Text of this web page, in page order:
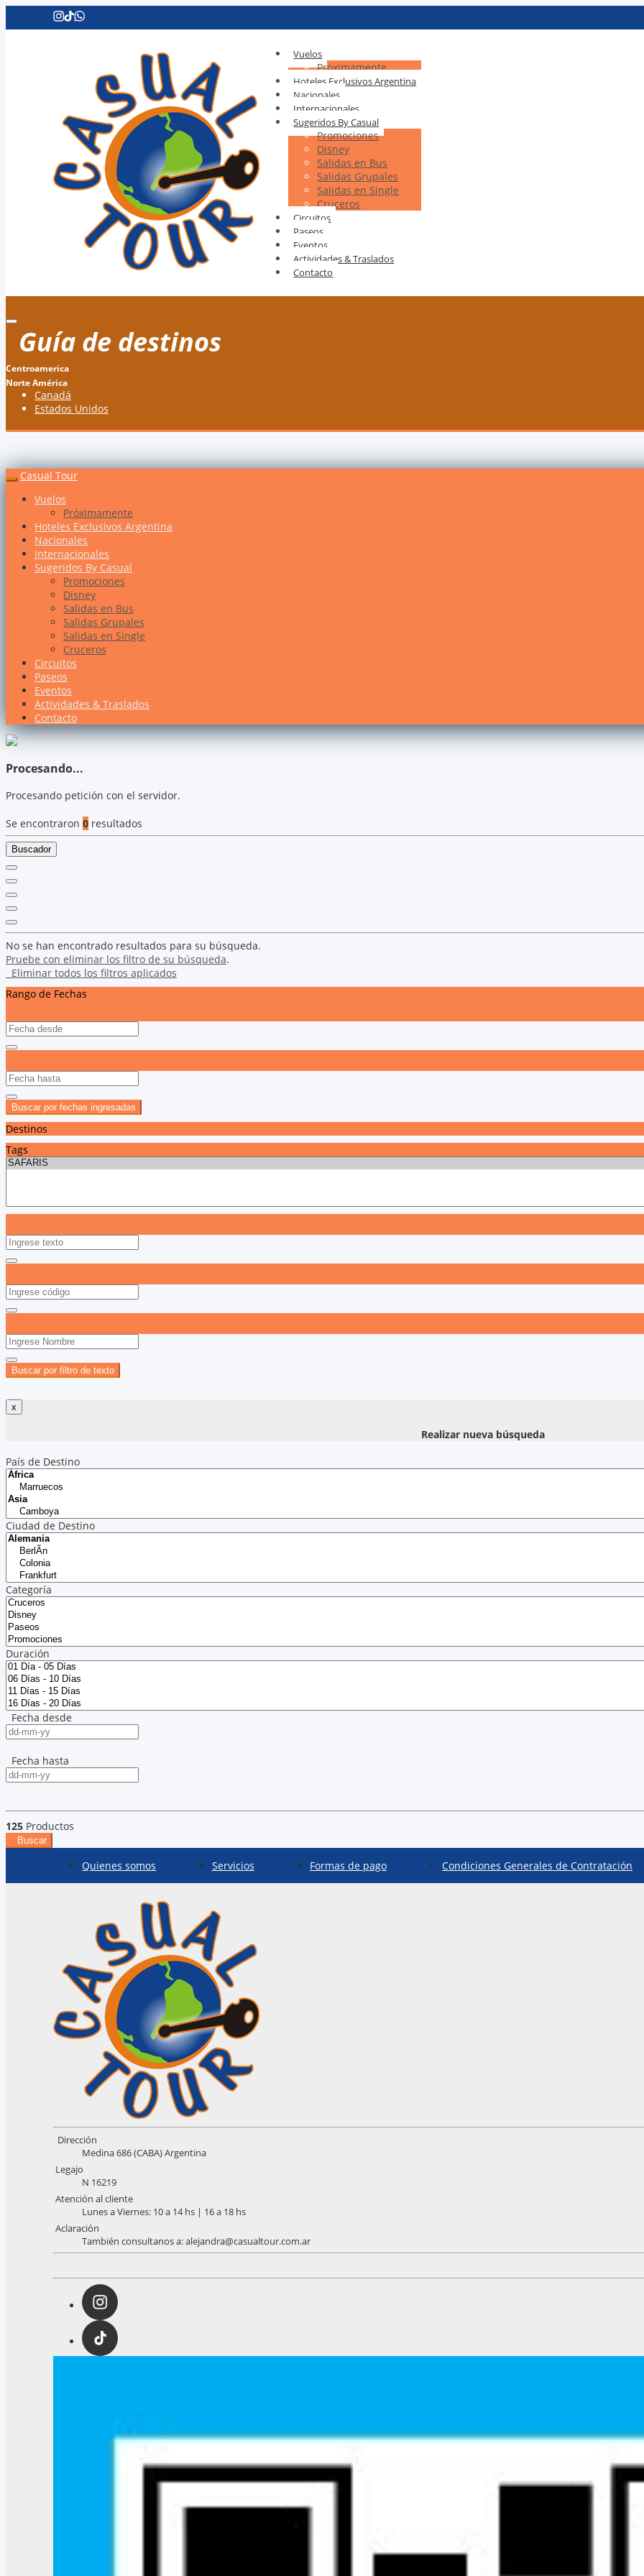
Vuelos
Próximamente
Hoteles Exclusivos Argentina
Nacionales
Internacionales
Sugeridos By Casual
Promociones
Disney
Salidas en Bus
Salidas Grupales
Salidas en Single
Cruceros
Circuitos
Paseos
Eventos
Actividades & Traslados
Contacto
Guía de destinos
Centroamerica
Norte América
Canadá
Estados Unidos
Casual Tour
Vuelos
Próximamente
Hoteles Exclusivos Argentina
Nacionales
Internacionales
Sugeridos By Casual
Promociones
Disney
Salidas en Bus
Salidas Grupales
Salidas en Single
Cruceros
Circuitos
Paseos
Eventos
Actividades & Traslados
Contacto
Procesando...
Procesando petición con el servidor.
Se encontraron 0 resultados
Buscador
No se han encontrado resultados para su búsqueda.
Pruebe con eliminar los filtro de su búsqueda.
Eliminar todos los filtros aplicados
Rango de Fechas
Buscar por fechas ingresadas
Destinos
Tags
Buscar por filtro de texto
Realizar nueva búsqueda
País de Destino
Ciudad de Destino
Categoría
Duración
Fecha desde
Fecha hasta
125 Productos
Buscar
Quienes somos Servicios Formas de pago Condiciones Generales de Contratación
Dirección
Medina 686 (CABA) Argentina
Legajo
N 16219
Atención al cliente
Lunes a Viernes: 10 a 14 hs | 16 a 18 hs
Aclaración
También consultanos a: alejandra@casualtour.com.ar